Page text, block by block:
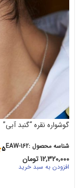
گوشواره نقره “گنبد آبی”
شناسه محصول :EAW-162 5
12,320,000تومان
افزودن به سبد خرید